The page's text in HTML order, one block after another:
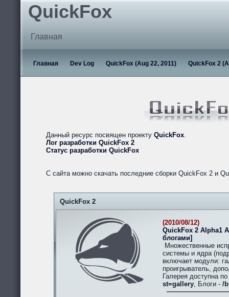
QuickFox
Главная
Главная Dev Log QuickFox (Aug 22, 2011) QuickFox 2
Данный ресурс посвящен проекту QuickFox.
Лог разработки QuickFox 2
Статус разработки QuickFox
С сайта можно скачать последние сборки QuickFox 2 и
QuickFox 2
(2010/08/12)
QuickFox 2 Alpha1
блогами]
Множественные
системы и ядра
включает модули:
проигрыватель,
Галерея доступна
st=gallery, Блоги - /